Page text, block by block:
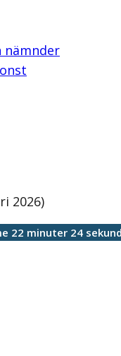
nämnder
2026)
22 minuter 24